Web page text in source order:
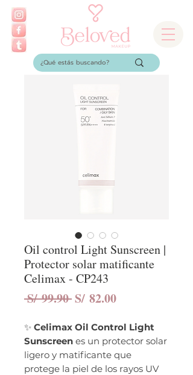
Oil control Light Sunscreen |
Protector solar matificante
Celimax - CP243
S/ 99.90 Precio
S/ 82.00Precio
oferta
✨ Celimax Oil Control Light
Sunscreen es un protector solar
ligero y matificante que
protege la piel de los rayos UV